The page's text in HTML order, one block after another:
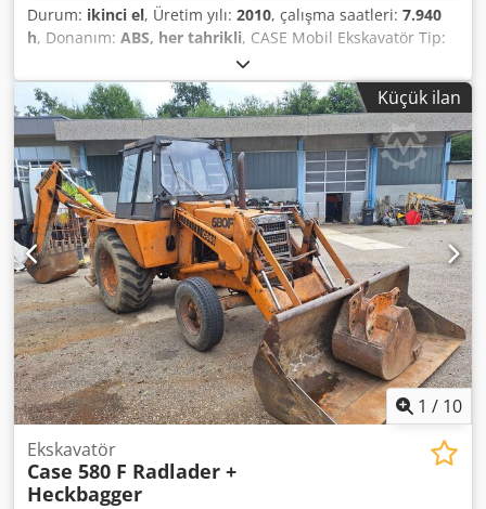
Durum: ikinci el, Üretim yılı: 2010, çalışma saatleri: 7.940
h, Donanım: ABS, her tahrikli, CASE Mobil Ekskavatör Tip:
WX165 (Hidrolik Ekskavatör) Tip onay numarası: N211
Motor üreticisi: Case Motor gücü: 105 kW Çalışma saati:
7940 saat İzin verilen toplam ağırlık: 18000 kg Taşıma
uzunluğu: 8,19 m Taşıma genişliği: 1,91 m Taşıma
yüksekliği: 2,89 m Renk: Sarı Cedpfjzripcjx Abroha - Joystick
kontrolü - Düzleştirici bıçak - Kamera Finansman/kiralama
konusunda da iş ortaklarımızla birlikte size destek
olmaktan memnuniyet duyarız. Tüm bilgiler bağlayıcı
değildir. Hatalar ve aracı elden geçirme hakları saklıdır.
Küçük ilan
1 / 10
Ekskavatör
Case 580 F Radlader +
Heckbagger